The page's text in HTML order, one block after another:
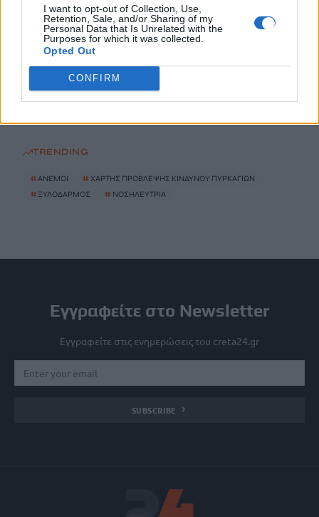
I want to opt-out of Collection, Use,
Retention, Sale, and/or Sharing of my
Personal Data that Is Unrelated with the
Purposes for which it was collected.
Opted Out
CONFIRM
Με… κράτηση σε Μπάλο, Ελαφονήσι και Φαλάσαρνα
9 Αυγούστου, 2026
σοβαρά προβλήματα υδροδότησης σε 8 περιοχές
TRENDING
#ΑΝΕΜΟΙ # ΧΑΡΤΗΣ ΠΡΟΒΛΕΨΗΣ ΚΙΝΔΥΝΟΥ ΠΥΡΚΑΓΙΩΝ
# ΞΥΛΟΔΑΡΜΟΣ # ΝΟΣΗΛΕΥΤΡΙΑ
Εγγραφείτε στο Newsletter
Εγγραφείτε στις ενημερώσεις του creta24.gr
SUBSCRIBE